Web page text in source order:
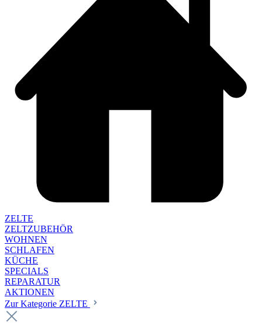
ZELTE
ZELTZUBEHÖR
WOHNEN
SCHLAFEN
KÜCHE
SPECIALS
REPARATUR
AKTIONEN
Zur Kategorie ZELTE